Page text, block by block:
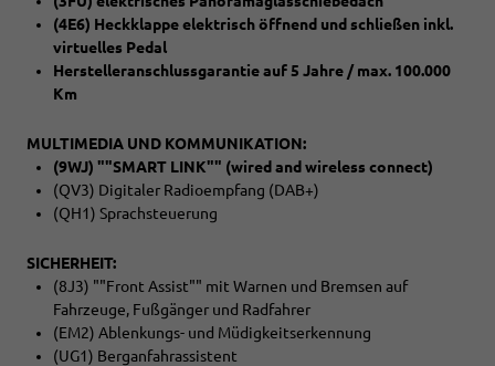
(4E6) Heckklappe elektrisch öffnend und schließen inkl.
virtuelles Pedal
Herstelleranschlussgarantie auf 5 Jahre / max. 100.000
Km
MULTIMEDIA UND KOMMUNIKATION:
(9WJ) ""SMART LINK"" (wired and wireless connect)
(QV3) Digitaler Radioempfang (DAB+)
(QH1) Sprachsteuerung
SICHERHEIT:
(8J3) ""Front Assist"" mit Warnen und Bremsen auf
Fahrzeuge, Fußgänger und Radfahrer
(EM2) Ablenkungs- und Müdigkeitserkennung
(UG1) Berganfahrassistent